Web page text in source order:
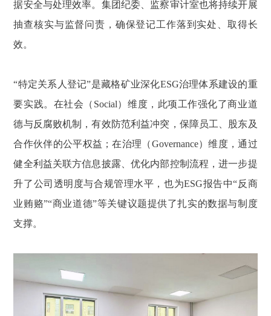
据安全与处理效率。集团纪委、监察审计室也将持续开展
抽查核实与监督问责，确保登记工作落到实处、取得长
效。
“特定关系人登记”是藏格矿业深化ESG治理体系建设的重
要实践。在社会（Social）维度，此项工作强化了商业道
德与反腐败机制，有效防范利益冲突，保障员工、股东及
合作伙伴的公平权益；在治理（Governance）维度，通过
健全利益关联方信息披露、优化内部控制流程，进一步提
升了公司透明度与合规管理水平，也为ESG报告中“反商
业贿赂”“商业道德”等关键议题提供了扎实的数据与制度
支撑。